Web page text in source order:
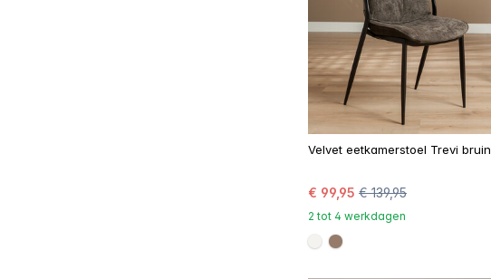
Velvet eetkamerstoel Trevi bruin
€ 99,95 € 139,95
2 tot 4 werkdagen
#f5f3ef#967b6a